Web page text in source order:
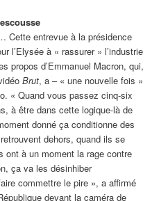
Cette entrevue à la présidence
l’Elysée à « rassurer » l’industrie
propos d’Emmanuel Macron, qui,
Brut, a – « une nouvelle fois »
« Quand vous passez cinq-six
à être dans cette logique-là de
donné ça conditionne des
dehors, quand ils se
ont à un moment la rage contre
ça va les désinhiber
commettre le pire », a affirmé
devant la caméra de